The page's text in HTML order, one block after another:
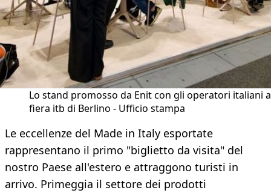
Lo stand promosso da Enit con gli operatori italiani
fiera itb di Berlino - Ufficio stampa
Le eccellenze del Made in Italy esportate
rappresentano il primo "biglietto da visita" del
nostro Paese all'estero e attraggono turisti in
arrivo. Primeggia il settore dei prodotti